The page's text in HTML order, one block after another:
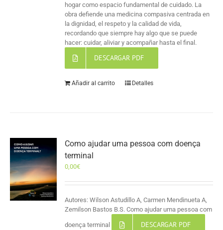
hogar como espacio fundamental de cuidado. La
obra defiende una medicina compasiva centrada en
la dignidad, el respeto y la calidad de vida,
recordando que siempre hay algo que se puede
hacer: cuidar, aliviar y acompañar hasta el final.
DESCARGAR PDF
Añadir al carrito Detalles
Como ajudar uma pessoa com doença
terminal
0,00€
Autores: Wilson Astudillo A, Carmen Mendinueta A,
Zemilson Bastos B.S. Como ajudar uma pessoa com
doença terminal DESCARGAR PDF